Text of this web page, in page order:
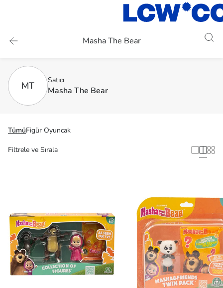
Masha The Bear
MT Satıcı
Masha The Bear
TümüFigür Oyuncak
Filtrele ve Sırala